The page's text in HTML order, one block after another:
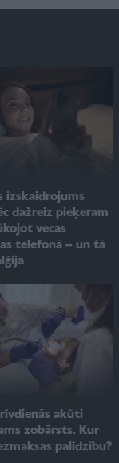
izskaidrojums
dažreiz pieķeram
vecas
telefonā – un tā
akūti
zobārsts. Kur
palīdzību?